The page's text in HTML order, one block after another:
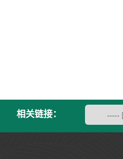
相关链接：